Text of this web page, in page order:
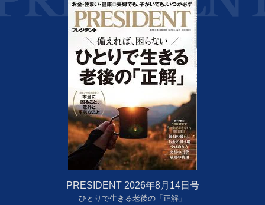
PRESIDENT 2026年8月14日号
ひとりで生きる老後の「正解」